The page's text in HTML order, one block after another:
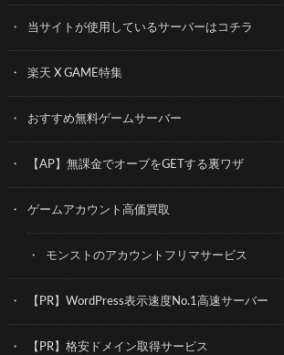
当サイトが使用しているサーバーはコチラ
楽天 X GAME特集
おすすめ無料ゲームサーバー
【AP】無課金でオーブをGETする裏ワザ
ゲームアカウント高価買取
モンストのアカウントフリマサービス
【PR】WordPress表示速度No.1高速サーバー
【PR】格安ドメイン取得サービス